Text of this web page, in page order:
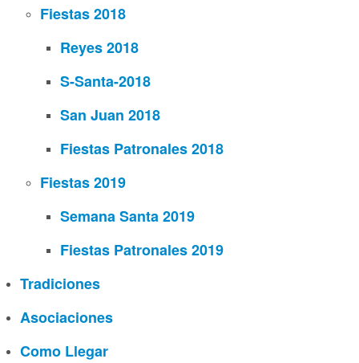
Fiestas 2018
Reyes 2018
S-Santa-2018
San Juan 2018
Fiestas Patronales 2018
Fiestas 2019
Semana Santa 2019
Fiestas Patronales 2019
Tradiciones
Asociaciones
Como Llegar